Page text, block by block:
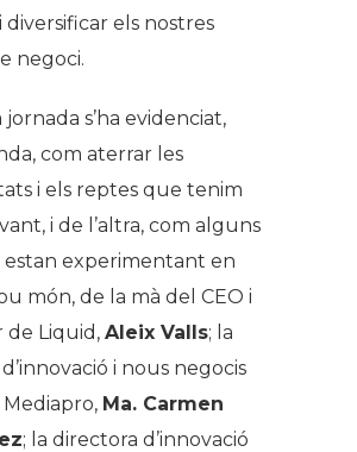
diversificar els nostres
negoci.
s’ha evidenciat,
com aterrar les
i els reptes que tenim
i de l’altra, com alguns
estan experimentant en
món, de la mà del CEO i
Liquid, Aleix Valls; la
i nous negocis
Ma. Carmen
; la directora d’innovació